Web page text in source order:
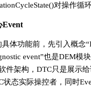
对操作循
Event
体功能前，先引入概念
event”也是DEM模
件架构，DTC只是展示
状态实际操控者，同时